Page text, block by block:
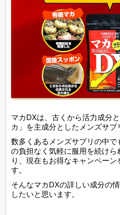
マカDXは、古くから活力成分
カ」を主成分としたメンズサプ
数多くあるメンズサプリの中で
の負担なく気軽に服用を続け
り、現在もお得なキャンペー
す。
そんなマカDXの詳しい成分の
したいと思います。